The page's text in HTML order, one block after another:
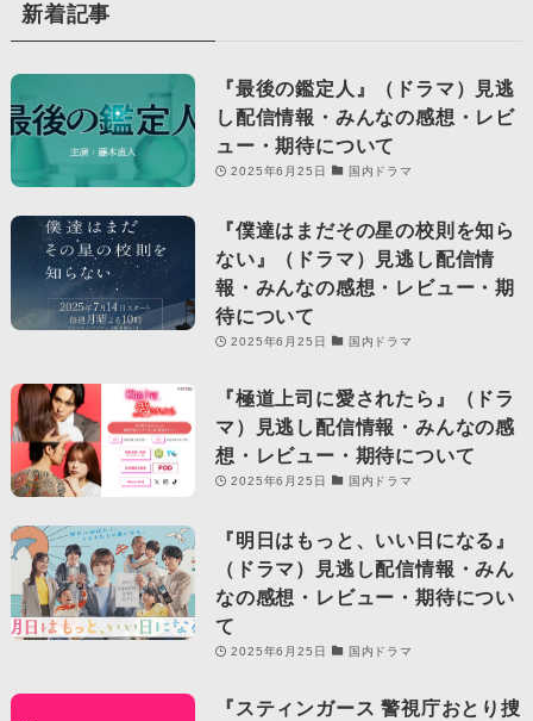
新着記事
『最後の鑑定人』（ドラマ）見逃
し配信情報・みんなの感想・レビ
ュー・期待について
2025年6月25日 国内ドラマ
『僕達はまだその星の校則を知ら
ない』（ドラマ）見逃し配信情
報・みんなの感想・レビュー・期
待について
2025年6月25日 国内ドラマ
『極道上司に愛されたら』（ドラ
マ）見逃し配信情報・みんなの感
想・レビュー・期待について
2025年6月25日 国内ドラマ
『明日はもっと、いい日になる』
（ドラマ）見逃し配信情報・みん
なの感想・レビュー・期待につい
て
2025年6月25日 国内ドラマ
『スティンガース 警視庁おとり捜